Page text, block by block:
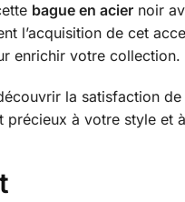
bague en aciernoir
l’acquisition de cet
enrichir votre collection.
la satisfaction
précieux à votre style et